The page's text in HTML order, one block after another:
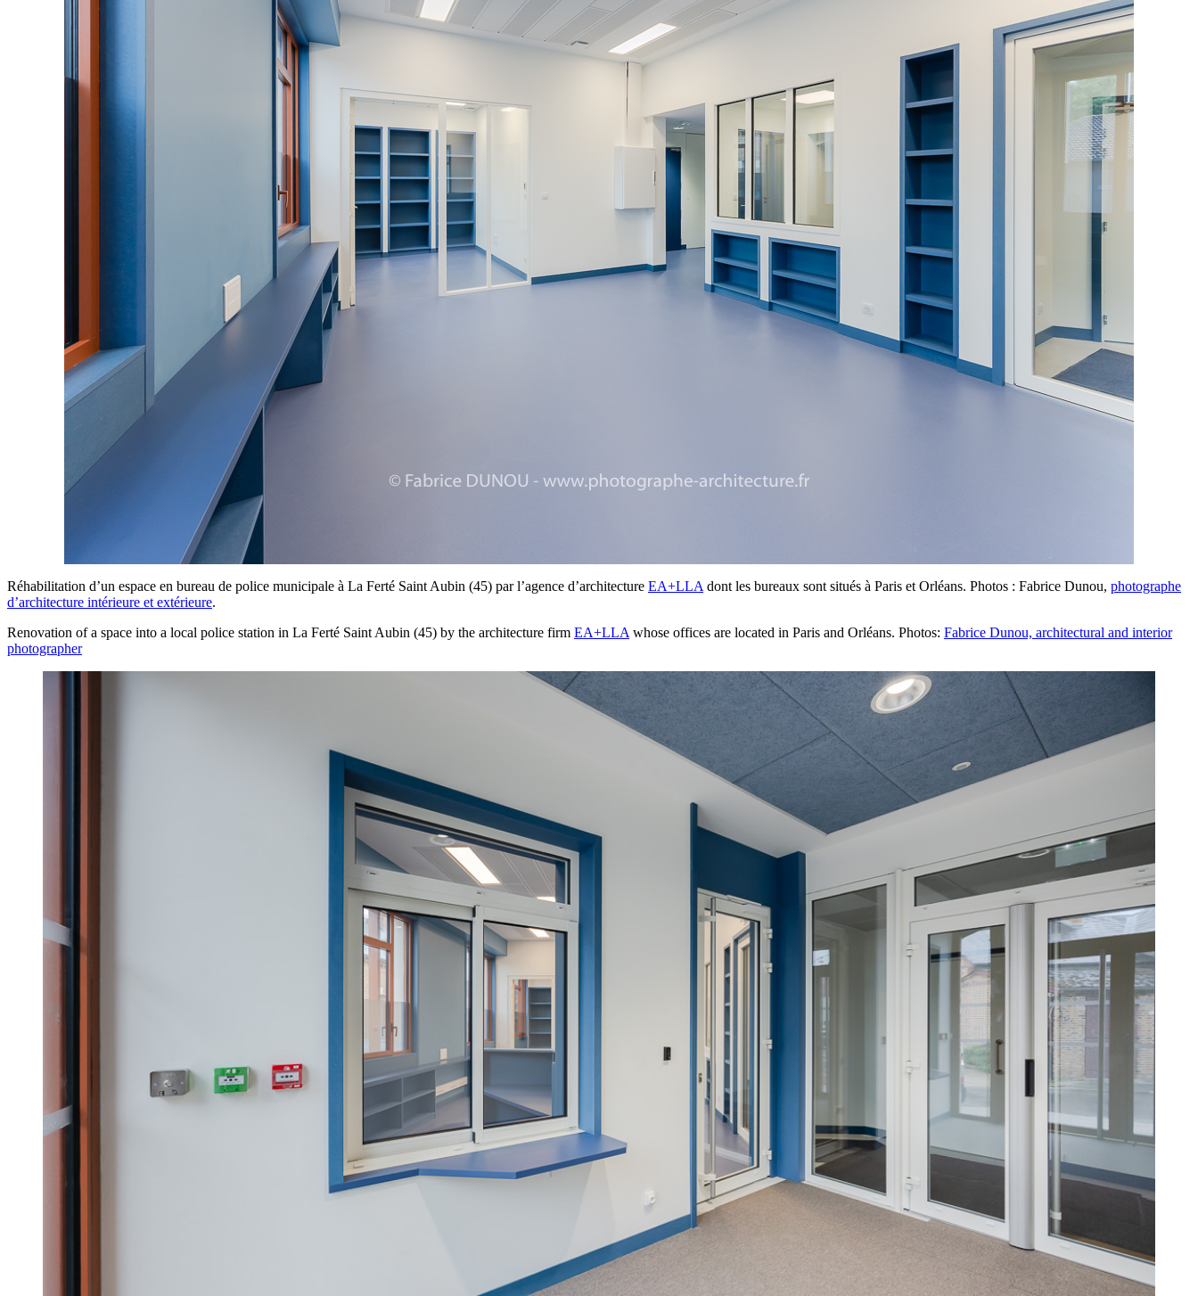
Réhabilitation d’un espace en bureau de police municipale à La Ferté Saint Aubin (45) par l’agence d’architecture EA+LLA dont les bureaux sont situés à Paris et Orléans. Photos : Fabrice Dunou, photographe
d’architecture intérieure et extérieure.
Renovation of a space into a local police station in La Ferté Saint Aubin (45) by the architecture firm EA+LLA whose offices are located in Paris and Orléans. Photos: Fabrice Dunou, architectural and interior
photographer